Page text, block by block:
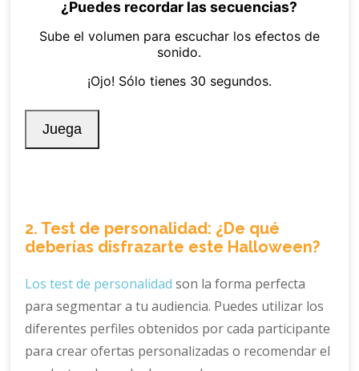
2. Test de personalidad: ¿De qué
deberías disfrazarte este Halloween?
Los test de personalidad son la forma perfecta
para segmentar a tu audiencia. Puedes utilizar los
diferentes perfiles obtenidos por cada participante
para crear ofertas personalizadas o recomendar el